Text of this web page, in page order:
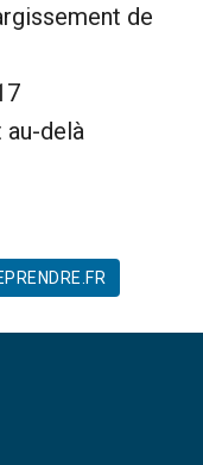
de
delà